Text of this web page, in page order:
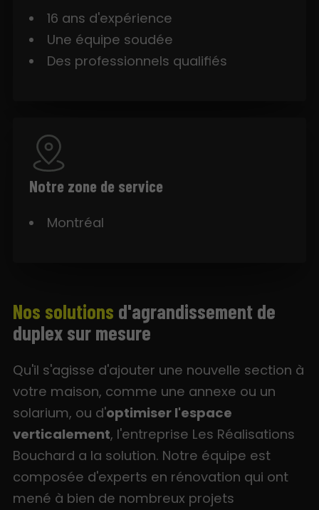
16 ans d'expérience
Une équipe soudée
Des professionnels qualifiés
Notre zone de service
Montréal
Nos solutions d'agrandissement de
duplex sur mesure
Qu'il s'agisse d'ajouter une nouvelle section à
votre maison, comme une annexe ou un
solarium, ou d'optimiser l'espace
verticalement, l'entreprise Les Réalisations
Bouchard a la solution. Notre équipe est
composée d'experts en rénovation qui ont
mené à bien de nombreux projets